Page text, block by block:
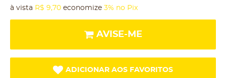
à vista R$ 9,70 economize 3% no Pix
AVISE-ME
ADICIONAR AOS FAVORITOS